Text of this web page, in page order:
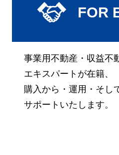
FOR
事業用不動産・収益不
エキスパートが在籍、
購入から・運用・そし
サポートいたします。